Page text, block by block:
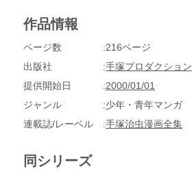
作品情報
ページ数
216ページ
出版社
手塚プロダクション
提供開始日
2000/01/01
ジャンル
少年・青年マンガ
連載誌/レーベル
手塚治虫漫画全集
同シリーズ